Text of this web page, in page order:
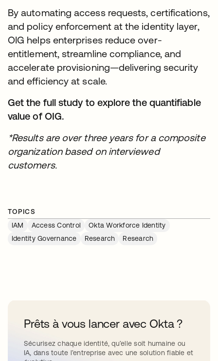
By automating access requests, certifications,
and policy enforcement at the identity layer,
OIG helps enterprises reduce over-
entitlement, streamline compliance, and
accelerate provisioning—delivering security
and efficiency at scale.
Get the full study to explore the quantifiable
value of OIG.
*Results are over three years for a composite
organization based on interviewed
customers.
TOPICS
IAM
Access Control
Okta Workforce Identity
Identity Governance
Research Research
Prêts à vous lancer avec Okta ?
Sécurisez chaque identité, qu’elle soit humaine ou
IA, dans toute l’entreprise avec une solution fiable et